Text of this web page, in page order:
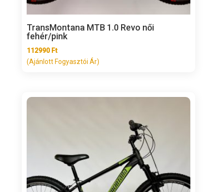
TransMontana MTB 1.0 Revo női
fehér/pink
112990 Ft
(Ajánlott Fogyasztói Ár)